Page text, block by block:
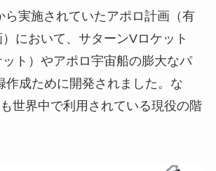
ら実施されていたアポロ計画（有
において、サターンVロケット
ット）やアポロ宇宙船の膨大なパ
作成ために開発されました。な
世界中で利用されている現役の階